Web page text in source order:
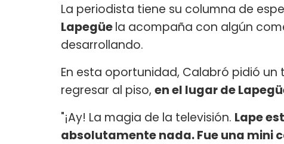
La periodista tiene su columna de
Lapegüela acompaña con algún
desarrollando.
En esta oportunidad, Calabró pidió
regresar al piso, en el lugar de
"¡Ay! La magia de la televisión. Lape
absolutamente nada. Fue una mini